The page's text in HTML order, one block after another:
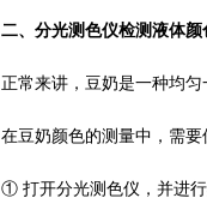
二、分光测色仪检测液体
正常来讲，豆奶是一种均
在豆奶颜色的测量中，需
① 打开分光测色仪，并进